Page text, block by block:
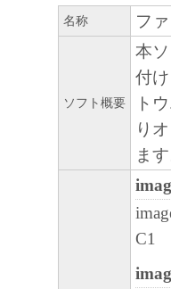
(1) お客様は
くは貸与そ
ア」を使用
(2) お客様
正、改変、
エンジニア
このような
３．著作権
お客様は、
キヤノンの
しくは削除
名称 フ
ソフト概要
本
付
ト
り
ます
C1